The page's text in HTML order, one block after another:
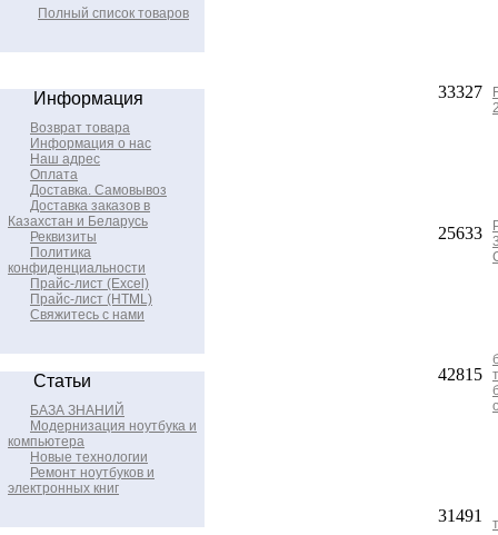
Полный список товаров
Информация
Возврат товара
Информация о нас
Наш адрес
Оплата
Доставка. Самовывоз
Доставка заказов в
Казахстан и Беларусь
Реквизиты
Политика
конфиденциальности
Прайс-лист (Excel)
Прайс-лист (HTML)
Свяжитесь с нами
Статьи
БАЗА ЗНАНИЙ
Модернизация ноутбука и
компьютера
Новые технологии
Ремонт ноутбуков и
электронных книг
33327
25633
42815
31491